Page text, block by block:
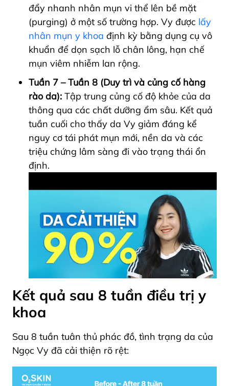
đẩy nhanh nhân mụn vi thể lên bề mặt
(purging) ở một số trường hợp. Vy được lấy
nhân mụn y khoa định kỳ bằng dụng cụ vô
khuẩn để dọn sạch lỗ chân lông, hạn chế
mụn viêm nhiễm lan rộng.
Tuần 7 – Tuần 8 (Duy trì và củng cố hàng
rào da): Tập trung củng cố độ khỏe của da
thông qua các chất dưỡng ẩm sâu. Kết quả
tuần cuối cho thấy da Vy giảm đáng kể
nguy cơ tái phát mụn mới, nền da và các
triệu chứng lâm sàng đi vào trạng thái ổn
định.
Kết quả sau 8 tuần điều trị y
khoa
Sau 8 tuần tuân thủ phác đồ, tình trạng da của
Ngọc Vy đã cải thiện rõ rệt: